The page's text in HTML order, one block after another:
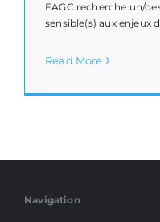
FAGC recherche un/
sensible(s) aux enjeux
Read More
Navigation